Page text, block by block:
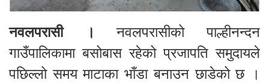
नवलपरासी ।
नवलपरासीको पाल्हीनन्दन
गाउँपालिकामा बसोबास रहेको प्रजापति समुदायले
पछिल्लो समय माटाका भाँडा बनाउन छाडेको छ ।